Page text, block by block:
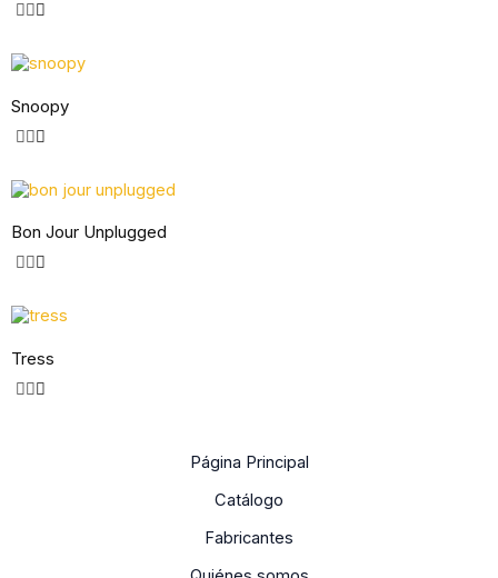
Snoopy
Bon Jour Unplugged
Tress
Página Principal
Catálogo
Fabricantes